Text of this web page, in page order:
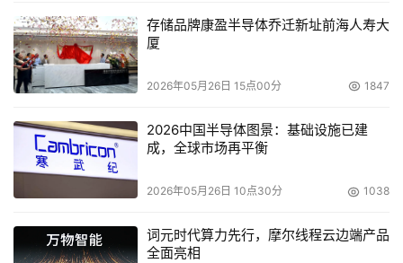
存储品牌康盈半导体乔迁新址前海人寿大
厦
2026年05月26日 15点00分 1847
2026中国半导体图景：基础设施已建
成，全球市场再平衡
2026年05月26日 10点30分 1038
词元时代算力先行，摩尔线程云边端产品
全面亮相